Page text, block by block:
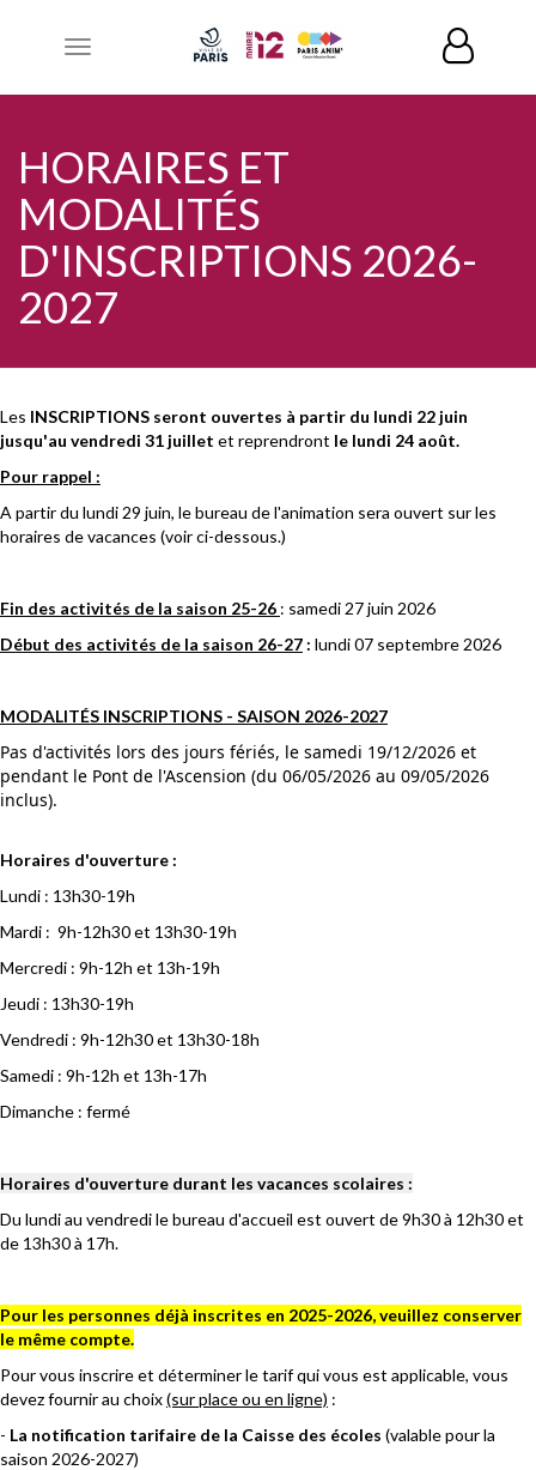
Toggle
HORAIRES ET
MODALITÉS
D'INSCRIPTIONS 2026-
2027
Les INSCRIPTIONS seront ouvertes à partir du lundi 22 juin
jusqu'au vendredi 31 juillet et reprendront le lundi 24 août.
Pour rappel :
A partir du lundi 29 juin, le bureau de l'animation sera ouvert sur les
horaires de vacances (voir ci-dessous.)
Fin des activités de la saison 25-26 : samedi 27 juin 2026
Début des activités de la saison 26-27 : lundi 07 septembre 2026
MODALITÉS INSCRIPTIONS - SAISON 2026-2027
Pas d'activités lors des jours fériés, le samedi 19/12/2026 et
pendant le Pont de l'Ascension (du 06/05/2026 au 09/05/2026
inclus).
Horaires d'ouverture :
Lundi : 13h30-19h
Mardi : 9h-12h30 et 13h30-19h
Mercredi : 9h-12h et 13h-19h
Jeudi : 13h30-19h
Vendredi : 9h-12h30 et 13h30-18h
Samedi : 9h-12h et 13h-17h
Dimanche : fermé
Horaires d'ouverture durant les vacances scolaires :
Du lundi au vendredi le bureau d'accueil est ouvert de 9h30 à 12h30 et
de 13h30 à 17h.
Pour les personnes déjà inscrites en 2025-2026, veuillez conserver
le même compte.
Pour vous inscrire et déterminer le tarif qui vous est applicable, vous
devez fournir au choix(sur place ou en ligne) :
- La notification tarifaire de la Caisse des écoles (valable pour la
saison 2026-2027)